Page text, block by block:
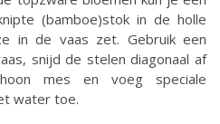
(bamboe)stok in de holle
in de vaas zet. Gebruik een
snijd de stelen diagonaal af
mes en voeg speciale
water toe.